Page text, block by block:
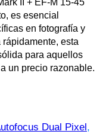
II + EF-M 15-45
es esencial
en fotografía y
esta
para aquellos
un precio razonable.
Dual Pixel ,